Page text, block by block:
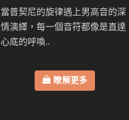
當普契尼的旋律遇上男高音的深
情演繹，每一個音符都像是直達
心底的呼喚..
瞭解更多